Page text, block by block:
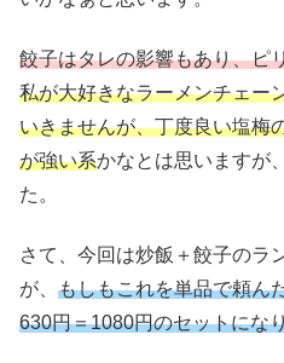
餃子はタレの影響もあり、ピ
私が大好きなラーメンチェー
いきませんが、丁度良い塩梅
が強い系かなとは思いますが
た。
さて、今回は炒飯＋餃子のラ
が、 もしもこれを単品で頼ん
630円＝1080円のセットにな